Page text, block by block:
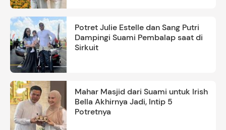
Potret Julie Estelle dan Sang Putri
Dampingi Suami Pembalap saat di
Sirkuit
Mahar Masjid dari Suami untuk Irish
Bella Akhirnya Jadi, Intip 5
Potretnya